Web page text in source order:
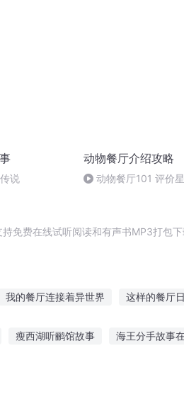
说
动物餐厅介绍攻略
动物餐厅101 评价
免费在线试听阅读和有声书MP3打包下
我的餐厅连接着异世界 这样的餐厅
瘦西湖听鹂馆故事 海王分手故事